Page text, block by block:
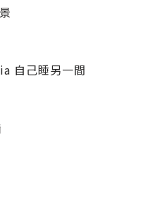
自己睡另一間